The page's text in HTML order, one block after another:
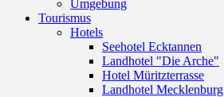
Umgebung
Tourismus
Hotels
Seehotel Ecktannen
Landhotel "Die Arche"
Hotel Müritzterrasse
Landhotel Mecklenburg